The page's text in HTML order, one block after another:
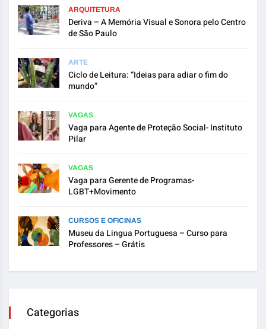
ARQUITETURA
Deriva – A Memória Visual e Sonora pelo Centro
de São Paulo
ARTE
Ciclo de Leitura: “Ideias para adiar o fim do
mundo”
VAGAS
Vaga para Agente de Proteção Social- Instituto
Pilar
VAGAS
Vaga para Gerente de Programas-
LGBT+Movimento
CURSOS E OFICINAS
Museu da Lingua Portuguesa – Curso para
Professores – Grátis
Categorias